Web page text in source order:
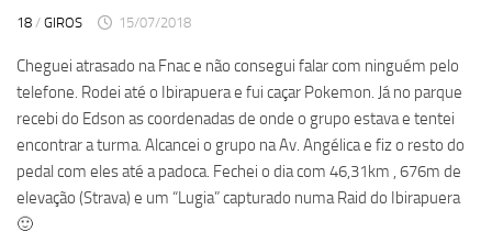
18 / GIROS 15/07/2018
Cheguei atrasado na Fnac e não consegui falar com ninguém pelo
telefone. Rodei até o Ibirapuera e fui caçar Pokemon. Já no parque
recebi do Edson as coordenadas de onde o grupo estava e tentei
encontrar a turma. Alcancei o grupo na Av. Angélica e fiz o resto do
pedal com eles até a padoca. Fechei o dia com 46,31km , 676m de
elevação (Strava) e um “Lugia” capturado numa Raid do Ibirapuera
🙂